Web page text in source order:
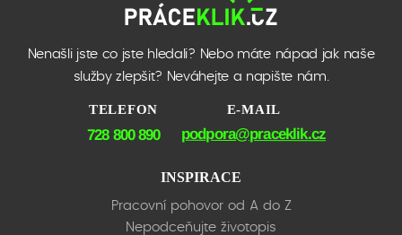
Nenašli jste co jste hledali? Nebo máte nápad jak naše
služby zlepšit? Neváhejte a napište nám.
TELEFON
728 800 890
E-MAIL
podpora@praceklik.cz
INSPIRACE
Pracovní pohovor od A do Z
Nepodceňujte životopis